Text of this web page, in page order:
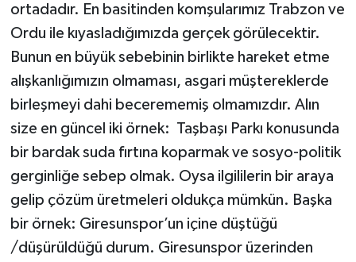
ortadadır. En basitinden komşularımız Trabzon ve
Ordu ile kıyasladığımızda gerçek görülecektir.
Bunun en büyük sebebinin birlikte hareket etme
alışkanlığımızın olmaması, asgari müştereklerde
birleşmeyi dahi becerememiş olmamızdır. Alın
size en güncel iki örnek: Taşbaşı Parkı konusunda
bir bardak suda fırtına koparmak ve sosyo-politik
gerginliğe sebep olmak. Oysa ilgililerin bir araya
gelip çözüm üretmeleri oldukça mümkün. Başka
bir örnek: Giresunspor’un içine düştüğü
/düşürüldüğü durum. Giresunspor üzerinden